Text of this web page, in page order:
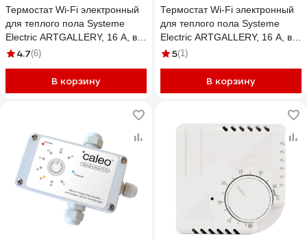
Термостат Wi-Fi электронный
для теплого пола Systeme
Electric ARTGALLERY, 16 A, в
сборе, БЕЛЫЙ GAL000138
4.7(6)
В корзину
Термостат Wi-Fi электронный
для теплого пола Systeme
Electric ARTGALLERY, 16 A, в
сборе, ЧЁРНЫЙ GAL001038
5(1)
В корзину